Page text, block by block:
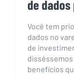
de
Você tem
dados no
de
benefícios